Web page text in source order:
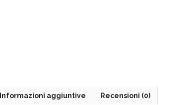
Informazioni aggiuntive Recensioni (0)